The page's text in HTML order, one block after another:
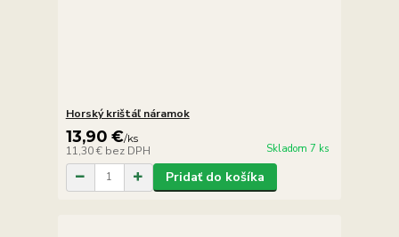
Horský krištáľ náramok
13,90 €/ks
11,30 € bez DPH Skladom 7 ks
Pridať do košíka